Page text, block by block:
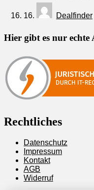
16. Dealfinder
Hier gibt es nur echte
Rechtliches
Datenschutz
Impressum
Kontakt
AGB
Widerruf